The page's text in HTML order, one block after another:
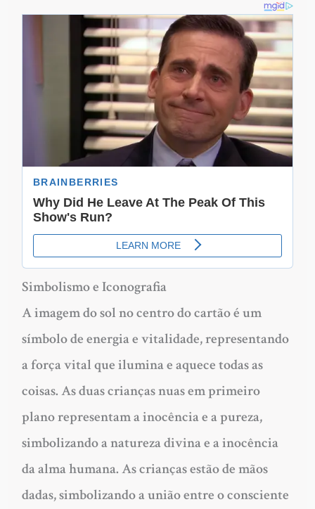
Simbolismo e Iconografia
A imagem do sol no centro do cartão é um
símbolo de energia e vitalidade, representando
a força vital que ilumina e aquece todas as
coisas. As duas crianças nuas em primeiro
plano representam a inocência e a pureza,
simbolizando a natureza divina e a inocência
da alma humana. As crianças estão de mãos
dadas, simbolizando a união entre o consciente